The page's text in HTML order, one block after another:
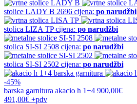
stolice LADY B 2696 cijena: po narudžbi
stolica LIZA TP cijena: po narudžbi
stolica SI-SI 2508 cijena: po narudžbi
stolica SI-SI 2502 cijena: po narudžbi
-45%
barska garnitura akacio h 1+4 900,00€
491,00€ +pdv